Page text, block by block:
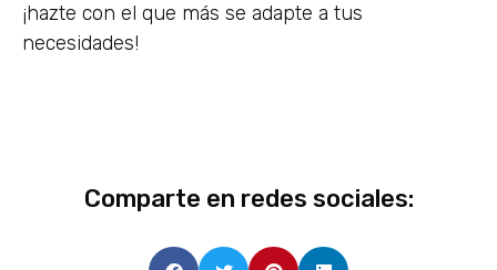
¡hazte con el que más se adapte a tus
necesidades!
Comparte en redes sociales: